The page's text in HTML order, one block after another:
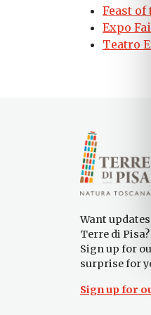
Feast
Expo
Teatro
Want
Terre di Pisa?
Sign up for
surprise for
Sign up for